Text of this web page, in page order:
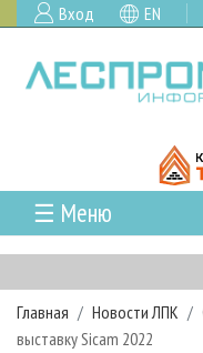
Вход EN
☰ Меню
ГЛАВНАЯ
РУБРИКИ И ТЕМЫ
РУБРИКИ ЖУРНАЛА
НОВОСТИ
Главная Новости ЛПК
выставку Sicam 2022